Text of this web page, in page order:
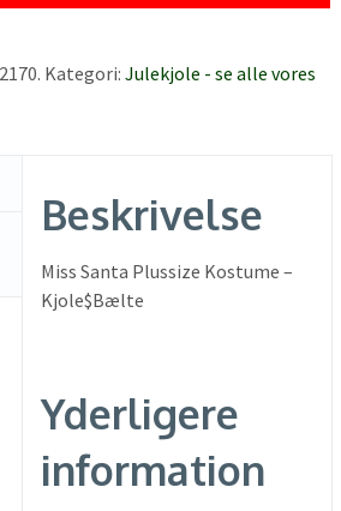
. Kategori: Julekjole - se alle vores
Beskrivelse
Miss Santa Plussize Kostume –
Kjole$Bælte
Yderligere
information